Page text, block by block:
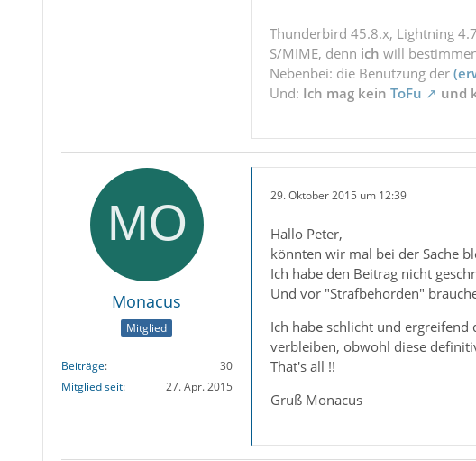
Thunderbird 45.8.x, Lightning
S/MIME, denn ich will
Nebenbei: die Benutzung der
Und: Ich mag kein ToFu und
Monacus
Mitglied
Beiträge
30
Mitglied seit
27. Apr. 2015
29. Oktober 2015 um 12:39
Hallo Peter,
könnten wir mal bei der Sache
Ich habe den Beitrag nicht
Und vor "Strafbehörden"
Ich habe schlicht und
verbleiben, obwohl diese
That's all !!
Gruß Monacus